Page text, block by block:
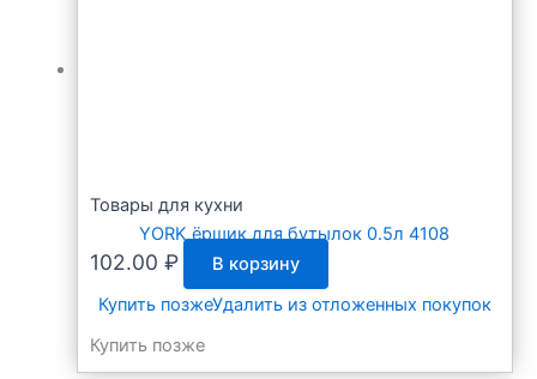
Товары для кухни
YORK ёршик для бутылок 0.5л 4108
102.00 ₽
В корзину
Купить позжеУдалить из отложенных покупок
Купить позже